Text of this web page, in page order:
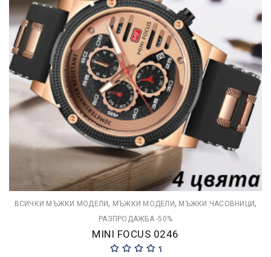
ВСИЧКИ МЪЖКИ МОДЕЛИ, МЪЖКИ МОДЕЛИ, МЪЖКИ ЧАСОВНИЦИ,
РАЗПРОДАЖБА -50%
MINI FOCUS 0246